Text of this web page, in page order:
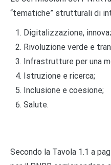
“tematiche” strutturali di
Digitalizzazione,
Rivoluzione verde e
Infrastrutture per una
Istruzione e ricerca;
Inclusione e coesione;
Salute.
Secondo la Tavola 1.1 a